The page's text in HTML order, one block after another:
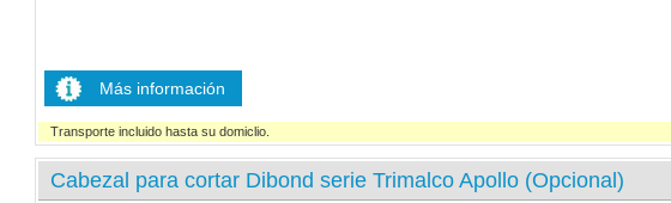
Más información
Transporte incluido hasta su domiclio.
Cabezal para cortar Dibond serie Trimalco Apollo (Opcional)